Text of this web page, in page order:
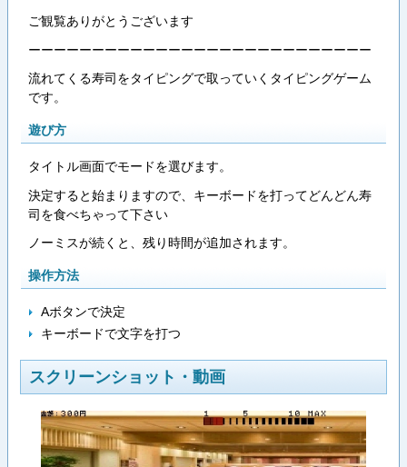
ご観覧ありがとうございます
ーーーーーーーーーーーーーーーーーーーーーーーーーーー
流れてくる寿司をタイピングで取っていくタイピングゲーム
です。
遊び方
タイトル画面でモードを選びます。
決定すると始まりますので、キーボードを打ってどんどん寿
司を食べちゃって下さい
ノーミスが続くと、残り時間が追加されます。
操作方法
Aボタンで決定
キーボードで文字を打つ
スクリーンショット・動画